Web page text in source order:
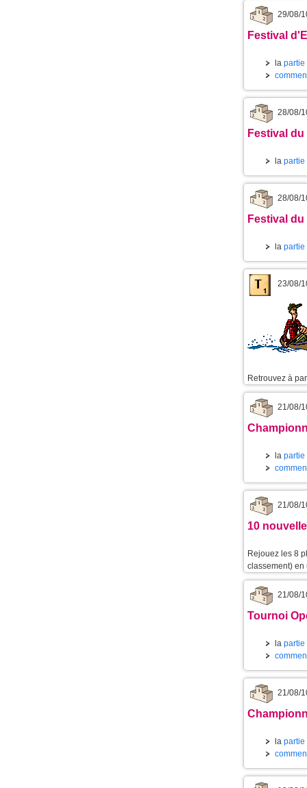
29/08/
Festival
la partie
28/08/
Festival
la partie
28/08/
Festival
la partie
23/08/
Retrouvez à
21/08/
la partie
21/08/
10
Rejouez les 8
classement)
21/08/
Tournoi
la partie
21/08/
la partie